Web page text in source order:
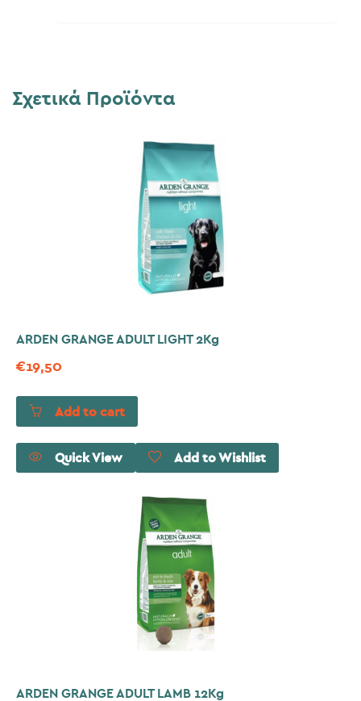
Σχετικά Προϊόντα
ARDEN GRANGE ADULT LIGHT 2Kg
€19,50
Add to cart
Quick View Add to Wishlist
ARDEN GRANGE ADULT LAMB 12Kg